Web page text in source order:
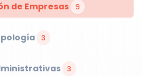
de Empresas 9
3
3